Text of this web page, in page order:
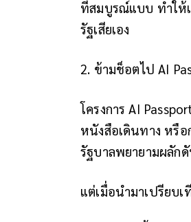
ที่สมบูรณ์แบบ ทำให้
รัฐเสียเอง
2. ข้ามช็อตไป AI
โครงการ AI
หนังสือเดินทาง หรื
รัฐบาลพยายามผลัก
แต่เมื่อนำมาเปรียบ